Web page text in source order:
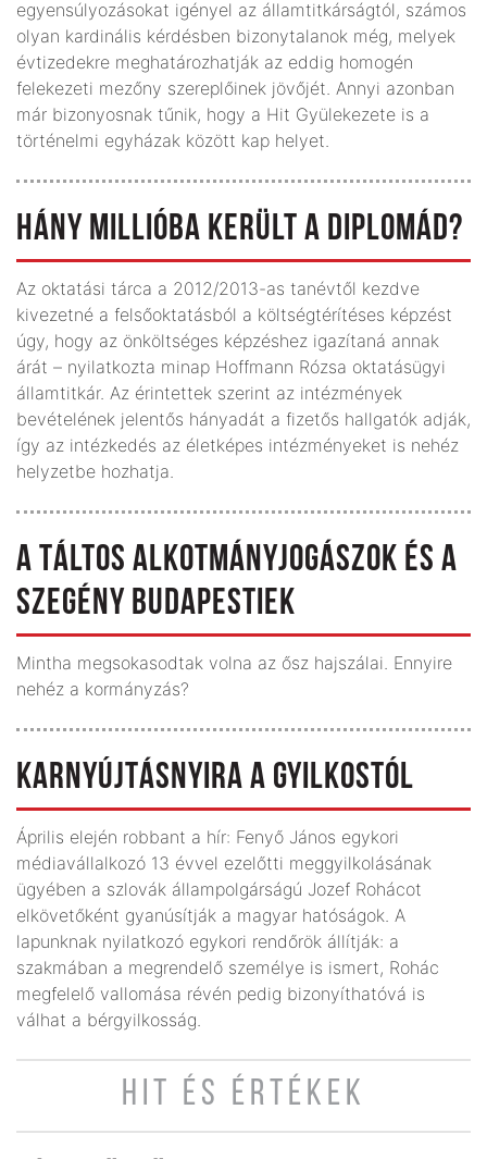
egyensúlyozásokat igényel az államtitkárságtól, számos
olyan kardinális kérdésben bizonytalanok még, melyek
évtizedekre meghatározhatják az eddig homogén
felekezeti mezőny szereplőinek jövőjét. Annyi azonban
már bizonyosnak tűnik, hogy a Hit Gyülekezete is a
történelmi egyházak között kap helyet.
HÁNY MILLIÓBA KERÜLT A DIPLOMÁD?
Az oktatási tárca a 2012/2013-as tanévtől kezdve
kivezetné a felsőoktatásból a költségtérítéses képzést
úgy, hogy az önköltséges képzéshez igazítaná annak
árát – nyilatkozta minap Hoffmann Rózsa oktatásügyi
államtitkár. Az érintettek szerint az intézmények
bevételének jelentős hányadát a fizetős hallgatók adják,
így az intézkedés az életképes intézményeket is nehéz
helyzetbe hozhatja.
A TÁLTOS ALKOTMÁNYJOGÁSZOK ÉS A
SZEGÉNY BUDAPESTIEK
Mintha megsokasodtak volna az ősz hajszálai. Ennyire
nehéz a kormányzás?
KARNYÚJTÁSNYIRA A GYILKOSTÓL
Április elején robbant a hír: Fenyő János egykori
médiavállalkozó 13 évvel ezelőtti meggyilkolásának
ügyében a szlovák állam­polgárságú Jozef Rohácot
elkövetőként gyanúsítják a magyar hatóságok. A
lapunknak nyilatkozó egykori rendőrök állítják: a
szakmában a megrendelő személye is ismert, Rohác
megfelelő vallomása révén pedig bizonyíthatóvá is
válhat a bérgyilkosság.
HIT ÉS ÉRTÉKEK